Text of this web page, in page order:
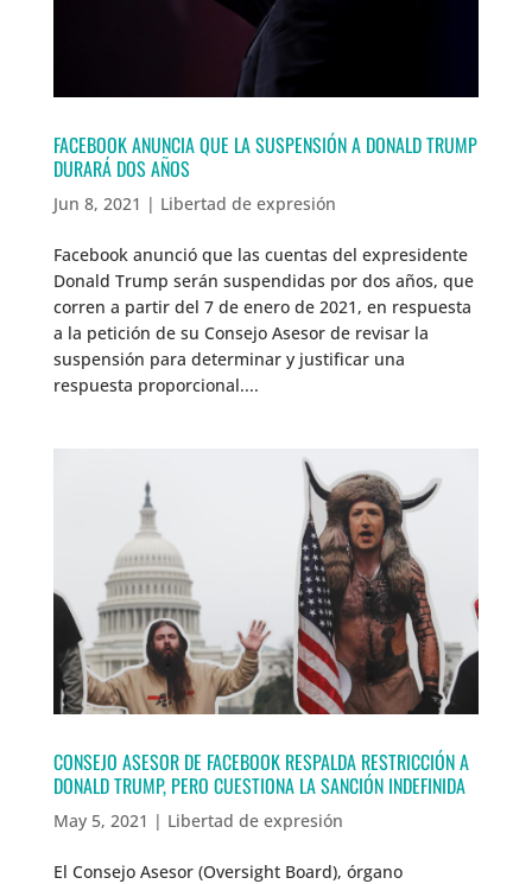
FACEBOOK ANUNCIA QUE LA SUSPENSIÓN A DONALD TRUMP
DURARÁ DOS AÑOS
Jun 8, 2021 | Libertad de expresión
Facebook anunció que las cuentas del expresidente
Donald Trump serán suspendidas por dos años, que
corren a partir del 7 de enero de 2021, en respuesta
a la petición de su Consejo Asesor de revisar la
suspensión para determinar y justificar una
respuesta proporcional....
CONSEJO ASESOR DE FACEBOOK RESPALDA RESTRICCIÓN A
DONALD TRUMP, PERO CUESTIONA LA SANCIÓN INDEFINIDA
May 5, 2021 | Libertad de expresión
El Consejo Asesor (Oversight Board), órgano